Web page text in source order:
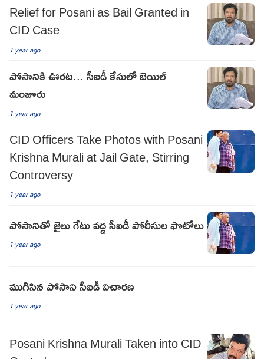
Relief for Posani as Bail Granted in
CID Case
1 year ago
పోసానికి ఊరట... సీఐడీ కేసులో బెయిల్
మంజూరు
1 year ago
CID Officers Take Photos with Posani
Krishna Murali at Jail Gate, Stirring
Controversy
1 year ago
పోసానితో జైలు గేటు వద్ద సీఐడీ పోలీసుల ఫొటోలు
1 year ago
ముగిసిన పోసాని సీఐడీ విచారణ
1 year ago
Posani Krishna Murali Taken into CID